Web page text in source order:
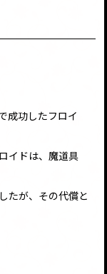
成功したフロイ
イドは、魔道具
たが、その代償と